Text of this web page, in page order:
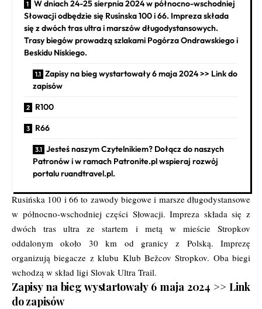
W dniach 24-25 sierpnia 2024 w północno-wschodniej
Słowacji odbędzie się Rusínska 100 i 66. Impreza składa
się z dwóch tras ultra i marszów długodystansowych.
Trasy biegów prowadzą szlakami Pogórza Ondrawskiego i
Beskidu Niskiego.
Zapisy na bieg wystartowały 6 maja 2024 >> Link do
zapisów
R100
R66
Jesteś naszym Czytelnikiem? Dołącz do naszych
Patronów i w ramach Patronite.pl wspieraj rozwój
portalu ruandtravel.pl.
Rusińska 100 i 66 to zawody biegowe i marsze długodystansowe
w północno-wschodniej części Słowacji. Impreza składa się z
dwóch tras ultra ze startem i metą w mieście Stropkov
oddalonym około 30 km od granicy z Polską. Imprezę
organizują biegacze z klubu Klub Bežcov Stropkov. Oba biegi
wchodzą w skład ligi Slovak Ultra Trail.
Zapisy na bieg wystartowały 6 maja 2024 >> Link
do zapisów